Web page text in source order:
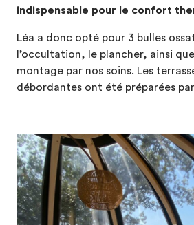
indispensable pour le confort
Léa a donc opté pour 3 bulles
l’occultation, le plancher, ainsi
montage par nos soins. Les
débordantes ont été préparées